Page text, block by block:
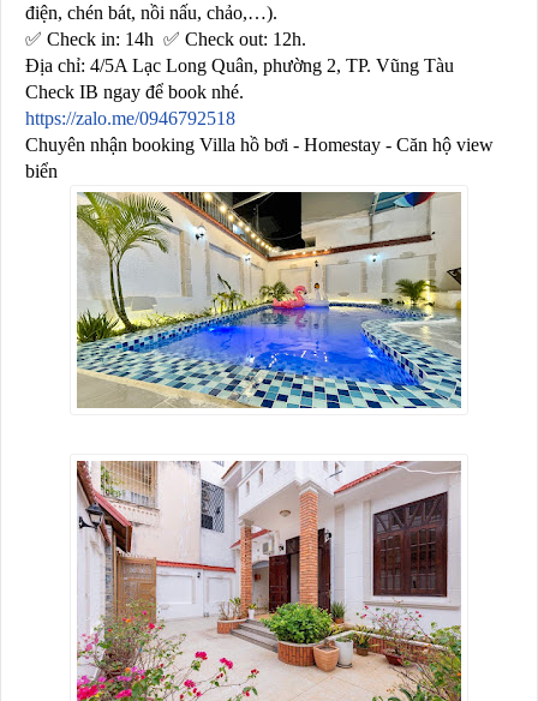
điện, chén bát, nồi nấu, chảo,…).
✅ Check in: 14h ✅ Check out: 12h.
Địa chỉ: 4/5A Lạc Long Quân, phường 2, TP. Vũng Tàu
Check IB ngay để book nhé.
https://zalo.me/0946792518
Chuyên nhận booking Villa hồ bơi - Homestay - Căn hộ view
biển